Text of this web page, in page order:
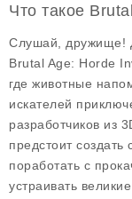
Что такое
Слушай, дружище!
Brutal Age: Horde
где животные
искателей
разработчиков из
предстоит создать
поработать с
устраивать